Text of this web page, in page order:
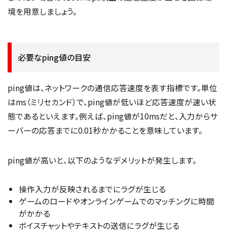
境を用意しましょう。
必要なping値の目安
ping値は、ネットワークの通信応答速度を表す指標です。単位
はms（ミリセカンド）で、ping値が低いほど応答速度が速い状
態であるといえます。例えば、ping値が10msだと、入力からサ
ーバーの応答までに0.01秒かかることを意味しています。
ping値が高いと、以下のようなデメリットが発生します。
操作入力が反映されるまでにラグが生じる
ゲームのロードやオンラインゲームでのマッチングに時間
がかかる
ボイスチャットやテキストの送信にラグが生じる